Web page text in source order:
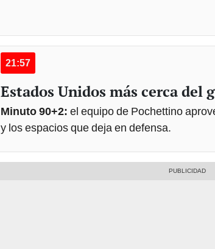
21:57
Estados Unidos más cerca del
Minuto 90+2: el equipo de Pochettino
y los espacios que deja en defensa.